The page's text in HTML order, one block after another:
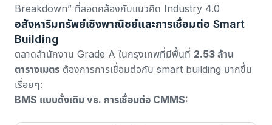
Breakdown” ที่สอดคล้องกับแนวคิด Industry 4.0
อสังหาริมทรัพย์เชิงพาณิชย์และการเชื่อมต่อ Smart
Building
ตลาดสำนักงาน Grade A ในกรุงเทพที่มีพื้นที่ 2.53 ล้าน
ตารางเมตร ต้องการการเชื่อมต่อกับ smart building มากขึ้น
เรื่อยๆ:
BMS แบบดั้งเดิม vs. การเชื่อมต่อ CMMS: